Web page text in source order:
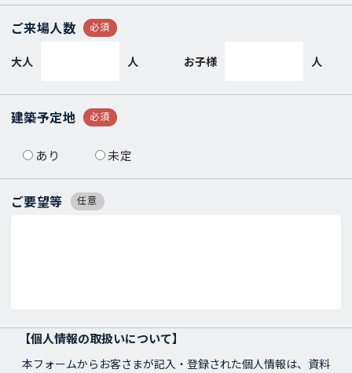
ご来場人数 必須
大人 人 お子様 人
建築予定地 必須
あり 未定
ご要望等 任意
【個人情報の取扱いについて】
本フォームからお客さまが記入・登録された個人情報は、資料